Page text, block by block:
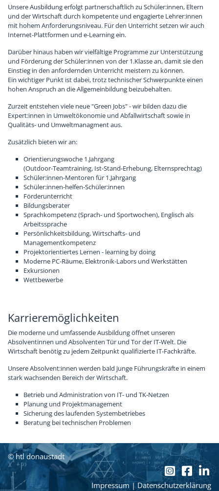
Unsere Ausbildung erfolgt partnerschaftlich zu Schüler:innen, Eltern
und der Wirtschaft durch kompetente und engagierte Lehrer:innen
mit hohem Anforderungsniveau. Für den Unterricht setzen wir auch
Internet-Plattformen und e-Learning ein.
Darüber hinaus haben wir vielfältige Programme zur Unterstützung
und Förderung der Schüler:innen von der 1.Klasse an, damit sie den
Einstieg in den anfordernden Unterricht meistern zu können.
Ein wichtiger Punkt ist dabei, trotz technischer Schwerpunkte einen
hohen Anspruch an die Allgemeinbildung beizubehalten.
Zurzeit entstehen viele neue "Green Jobs" - wir bilden dazu die
Expert:innen in Umweltökonomie und Abfallwirtschaft sowie in
Qualitäts- und Umweltmanagment aus.
Zusätzlich bieten wir an:
Orientierungswoche 1.Jahrgang
(Outdoor-Teamtraining, Ist-Stand-Erhebung, Elternsprechtag)
Schüler:innen-Mentoren für 1.Jahrgang
Schüler:innen-helfen-Schüler:innen
Förderunterricht
Bildungsberater
Sprachkompetenz (Sprach- und Sportwochen), Englisch als
Arbeitssprache
Persönlichkeitsbildung, Wirtschafts- und
Managementkompetenz
Projektorientiertes Lernen - learning by doing
Moderne PC-Räume, Elektronik-Labors und Werkstätten
Exkursionen
Wettbewerbe
Karrieremöglichkeiten
Die moderne und umfassende Ausbildung öffnet unseren
Absolventinnen und Absolventen Tür und Tor der IT-Welt. Die
Wirtschaft benötig zu jedem Zeitpunkt qualifizierte IT-Fachkräfte.
Unsere Absolvent:innen werden bald junge Führungskräfte in einem
stark wachsenden Bereich der Wirtschaft.
Betrieb und Administration von IT- und TK-Netzen
Planung und Projektmanagement
Sicherung des laufenden Systembetriebes
Beratung bei technischen Problemen
© htl donaustadt
Impressum|Datenschutzerklärung